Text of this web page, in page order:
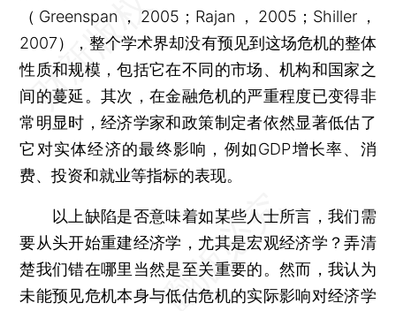
（Greenspan，2005；Rajan，2005；Shiller，
2007），整个学术界却没有预见到这场危机的整体
性质和规模，包括它在不同的市场、机构和国家之
间的蔓延。其次，在金融危机的严重程度已变得非
常明显时，经济学家和政策制定者依然显著低估了
它对实体经济的最终影响，例如GDP增长率、消
费、投资和就业等指标的表现。
以上缺陷是否意味着如某些人士所言，我们需
要从头开始重建经济学，尤其是宏观经济学？弄清
楚我们错在哪里当然是至关重要的。然而，我认为
未能预见危机本身与低估危机的实际影响对经济学